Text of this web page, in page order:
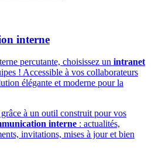
interne
percutante, choisissez un intranet
! Accessible à vos collaborateurs
élégante et moderne pour la
à un outil construit pour vos
interne : actualités,
invitations, mises à jour et bien